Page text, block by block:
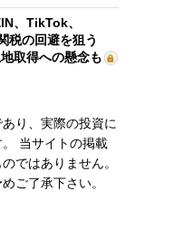
、TikTok、
税の回避を狙う
取得への懸念も
り、実際の投資に
当サイトの掲載
ではありません。
ご了承下さい。